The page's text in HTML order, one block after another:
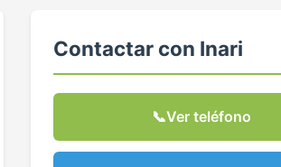
Contactar con Inari
📞Ver teléfono